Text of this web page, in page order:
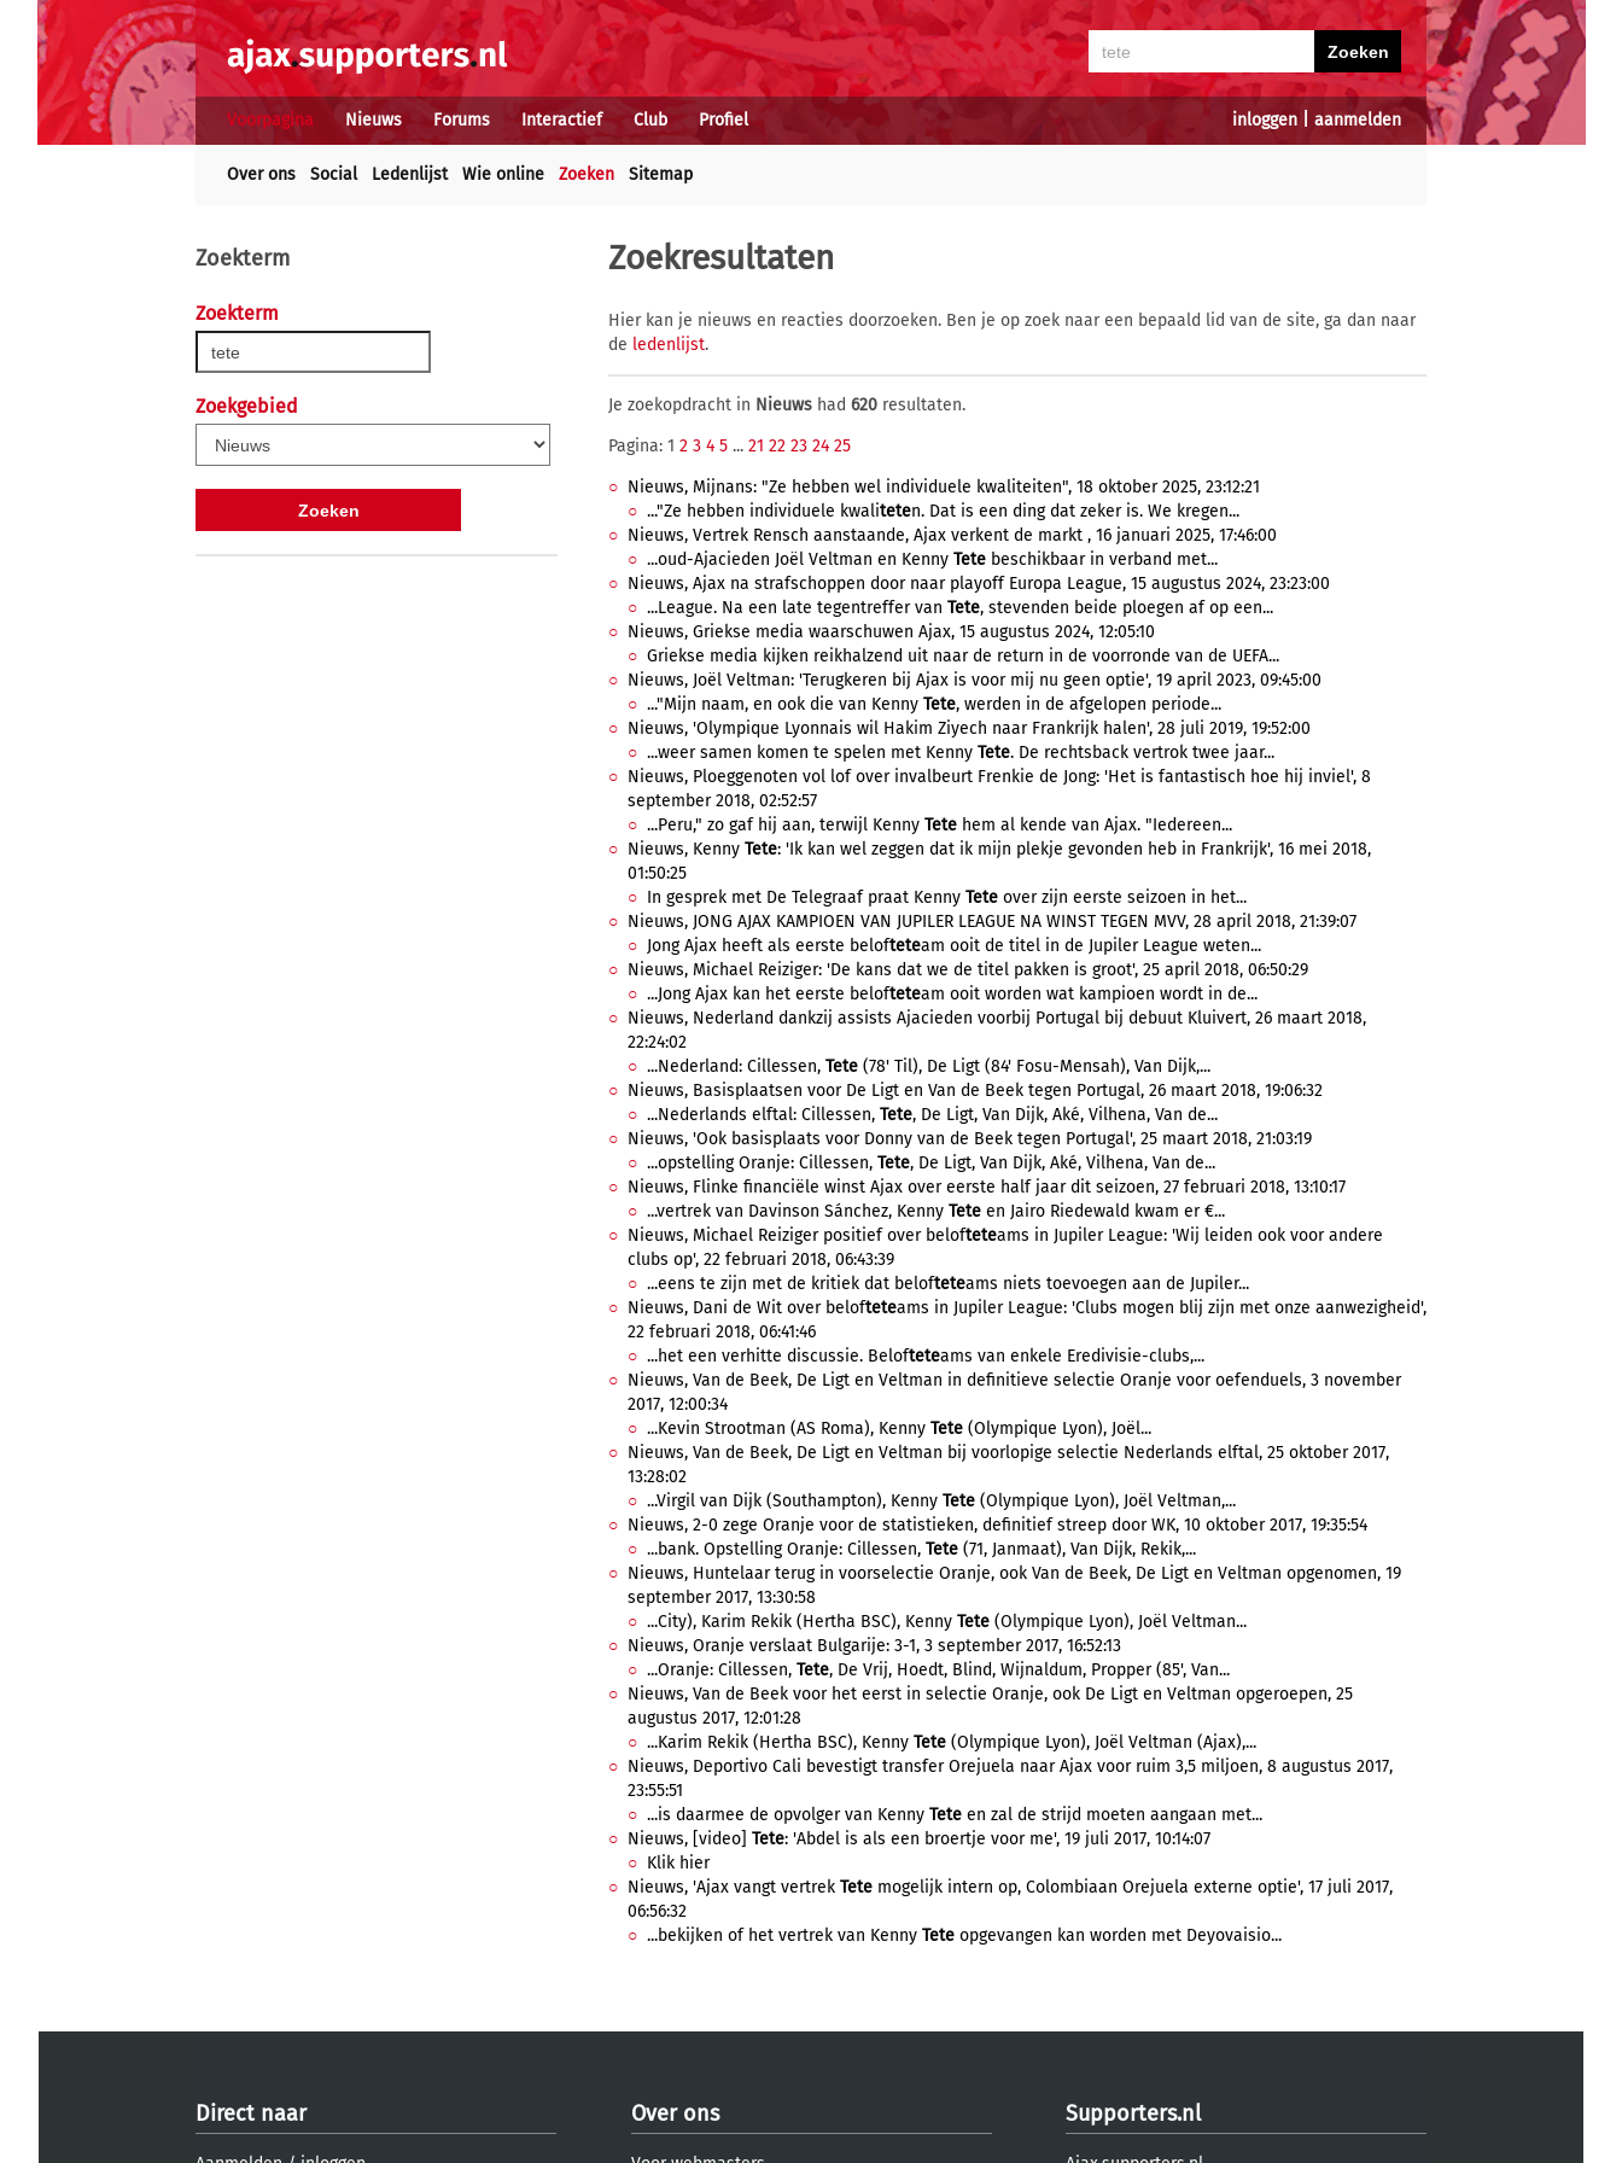
inloggen aanmelden
Voorpagina Nieuws Forums Interactief Club Profiel
Over ons Social Ledenlijst Wie online Zoeken Sitemap
Zoekterm
Zoekterm
Zoekgebied
Zoekresultaten
Hier kan je nieuws en reacties doorzoeken. Ben je op zoek naar een bepaald lid van de site, ga dan naar
de ledenlijst.
Je zoekopdracht in Nieuws had 620 resultaten.
Pagina: 1 2 3 4 5 ... 21 22 23 24 25
Nieuws, Mijnans: "Ze hebben wel individuele kwaliteiten", 18 oktober 2025, 23:12:21
..."Ze hebben individuele kwaliteten. Dat is een ding dat zeker is. We kregen...
Nieuws, Vertrek Rensch aanstaande, Ajax verkent de markt , 16 januari 2025, 17:46:00
...oud-Ajacieden Joël Veltman en Kenny Tete beschikbaar in verband met...
Nieuws, Ajax na strafschoppen door naar playoff Europa League, 15 augustus 2024, 23:23:00
...League. Na een late tegentreffer van Tete, stevenden beide ploegen af op een...
Nieuws, Griekse media waarschuwen Ajax, 15 augustus 2024, 12:05:10
Griekse media kijken reikhalzend uit naar de return in de voorronde van de UEFA...
Nieuws, Joël Veltman: 'Terugkeren bij Ajax is voor mij nu geen optie', 19 april 2023, 09:45:00
..."Mijn naam, en ook die van Kenny Tete, werden in de afgelopen periode...
Nieuws, 'Olympique Lyonnais wil Hakim Ziyech naar Frankrijk halen', 28 juli 2019, 19:52:00
...weer samen komen te spelen met Kenny Tete. De rechtsback vertrok twee jaar...
Nieuws, Ploeggenoten vol lof over invalbeurt Frenkie de Jong: 'Het is fantastisch hoe hij inviel', 8
september 2018, 02:52:57
...Peru," zo gaf hij aan, terwijl Kenny Tete hem al kende van Ajax. "Iedereen...
Nieuws, Kenny Tete: 'Ik kan wel zeggen dat ik mijn plekje gevonden heb in Frankrijk', 16 mei 2018,
01:50:25
In gesprek met De Telegraaf praat Kenny Tete over zijn eerste seizoen in het...
Nieuws, JONG AJAX KAMPIOEN VAN JUPILER LEAGUE NA WINST TEGEN MVV, 28 april 2018, 21:39:07
Jong Ajax heeft als eerste belofteteam ooit de titel in de Jupiler League weten...
Nieuws, Michael Reiziger: 'De kans dat we de titel pakken is groot', 25 april 2018, 06:50:29
...Jong Ajax kan het eerste belofteteam ooit worden wat kampioen wordt in de...
Nieuws, Nederland dankzij assists Ajacieden voorbij Portugal bij debuut Kluivert, 26 maart 2018,
22:24:02
...Nederland: Cillessen, Tete (78' Til), De Ligt (84' Fosu-Mensah), Van Dijk,...
Nieuws, Basisplaatsen voor De Ligt en Van de Beek tegen Portugal, 26 maart 2018, 19:06:32
...Nederlands elftal: Cillessen, Tete, De Ligt, Van Dijk, Aké, Vilhena, Van de...
Nieuws, 'Ook basisplaats voor Donny van de Beek tegen Portugal', 25 maart 2018, 21:03:19
...opstelling Oranje: Cillessen, Tete, De Ligt, Van Dijk, Aké, Vilhena, Van de...
Nieuws, Flinke financiële winst Ajax over eerste half jaar dit seizoen, 27 februari 2018, 13:10:17
...vertrek van Davinson Sánchez, Kenny Tete en Jairo Riedewald kwam er €...
Nieuws, Michael Reiziger positief over belofteteams in Jupiler League: 'Wij leiden ook voor andere
clubs op', 22 februari 2018, 06:43:39
...eens te zijn met de kritiek dat belofteteams niets toevoegen aan de Jupiler...
Nieuws, Dani de Wit over belofteteams in Jupiler League: 'Clubs mogen blij zijn met onze aanwezigheid',
22 februari 2018, 06:41:46
...het een verhitte discussie. Belofteteams van enkele Eredivisie-clubs,...
Nieuws, Van de Beek, De Ligt en Veltman in definitieve selectie Oranje voor oefenduels, 3 november
2017, 12:00:34
...Kevin Strootman (AS Roma), Kenny Tete (Olympique Lyon), Joël...
Nieuws, Van de Beek, De Ligt en Veltman bij voorlopige selectie Nederlands elftal, 25 oktober 2017,
13:28:02
...Virgil van Dijk (Southampton), Kenny Tete (Olympique Lyon), Joël Veltman,...
Nieuws, 2-0 zege Oranje voor de statistieken, definitief streep door WK, 10 oktober 2017, 19:35:54
...bank. Opstelling Oranje: Cillessen, Tete (71, Janmaat), Van Dijk, Rekik,...
Nieuws, Huntelaar terug in voorselectie Oranje, ook Van de Beek, De Ligt en Veltman opgenomen, 19
september 2017, 13:30:58
...City), Karim Rekik (Hertha BSC), Kenny Tete (Olympique Lyon), Joël Veltman...
Nieuws, Oranje verslaat Bulgarije: 3-1, 3 september 2017, 16:52:13
...Oranje: Cillessen, Tete, De Vrij, Hoedt, Blind, Wijnaldum, Propper (85', Van...
Nieuws, Van de Beek voor het eerst in selectie Oranje, ook De Ligt en Veltman opgeroepen, 25
augustus 2017, 12:01:28
...Karim Rekik (Hertha BSC), Kenny Tete (Olympique Lyon), Joël Veltman (Ajax),...
Nieuws, Deportivo Cali bevestigt transfer Orejuela naar Ajax voor ruim 3,5 miljoen, 8 augustus 2017,
23:55:51
...is daarmee de opvolger van Kenny Tete en zal de strijd moeten aangaan met...
Nieuws, [video] Tete: 'Abdel is als een broertje voor me', 19 juli 2017, 10:14:07
Klik hier
Nieuws, 'Ajax vangt vertrek Tete mogelijk intern op, Colombiaan Orejuela externe optie', 17 juli 2017,
06:56:32
...bekijken of het vertrek van Kenny Tete opgevangen kan worden met Deyovaisio...
Direct naar Over ons Supporters.nl